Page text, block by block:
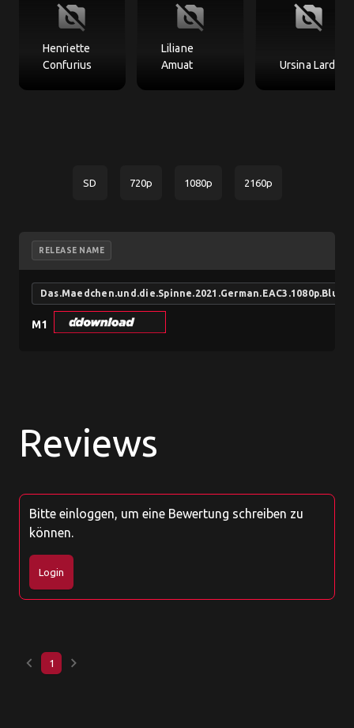
no_photography
Henriette
Confurius
no_photography
Liliane
Amuat
no_photography
Ursina Lardi
SD 720p 1080p 2160p
RELEASE NAME
M1
Reviews
Bitte einloggen, um eine Bewertung schreiben zu
können.
Login
keyboard_arrow_left 1 keyboard_arrow_right